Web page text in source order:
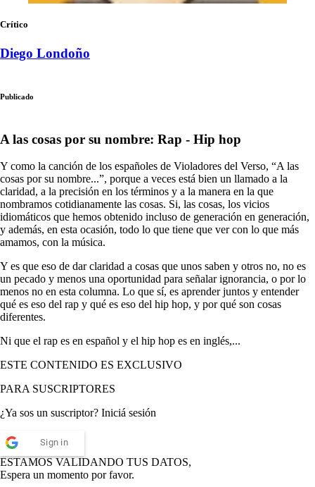
Crítico
Diego Londoño
Publicado
A las cosas por su nombre: Rap - Hip hop
Y como la canción de los españoles de Violadores del Verso, “A las
cosas por su nombre...”, porque a veces está bien un llamado a la
claridad, a la precisión en los términos y a la manera en la que
nombramos cotidianamente las cosas. Si, las cosas, los vicios
idiomáticos que hemos obtenido incluso de generación en generación,
y además, en esta ocasión, todo lo que tiene que ver con lo que más
amamos, con la música.
Y es que eso de dar claridad a cosas que unos saben y otros no, no es
un pecado y menos una oportunidad para señalar ignorancia, o por lo
menos no en esta columna. Lo que sí, es aprender juntos y entender
qué es eso del rap y qué es eso del hip hop, y por qué son cosas
diferentes.
Ni que el rap es en español y el hip hop es en inglés,...
ESTE CONTENIDO ES EXCLUSIVO
PARA SUSCRIPTORES
¿Ya sos un suscriptor? Iniciá sesión
Sign in
ESTAMOS VALIDANDO TUS DATOS,
Espera un momento por favor.